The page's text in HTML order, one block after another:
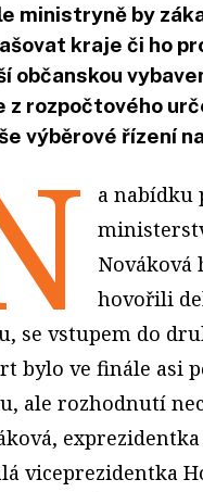
ministryně by
kraje či ho
občanskou
z rozpočtového
výběrové řízení
a nabídku
Nováková
hovořili
se vstupem do
bylo ve finále asi
ale rozhodnutí
viceprezidentka